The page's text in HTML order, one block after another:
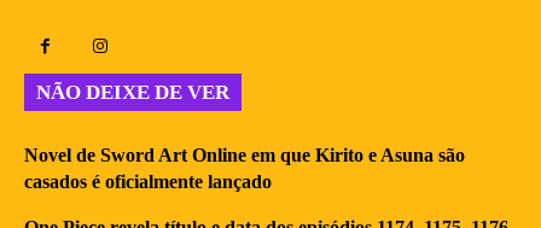
NÃO DEIXE DE VER
Novel de Sword Art Online em que Kirito e Asuna são
casados é oficialmente lançado